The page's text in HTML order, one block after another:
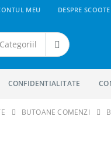
MEU DESPRE
CONFIDENTIALITATE
BUTOANE COMENZI